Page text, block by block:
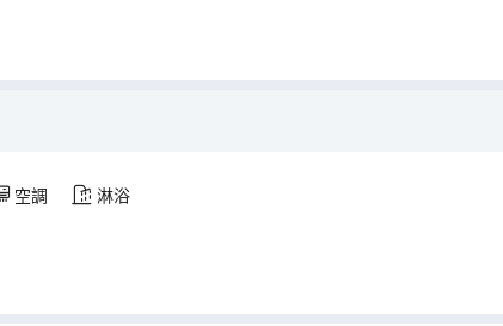
空調 淋浴